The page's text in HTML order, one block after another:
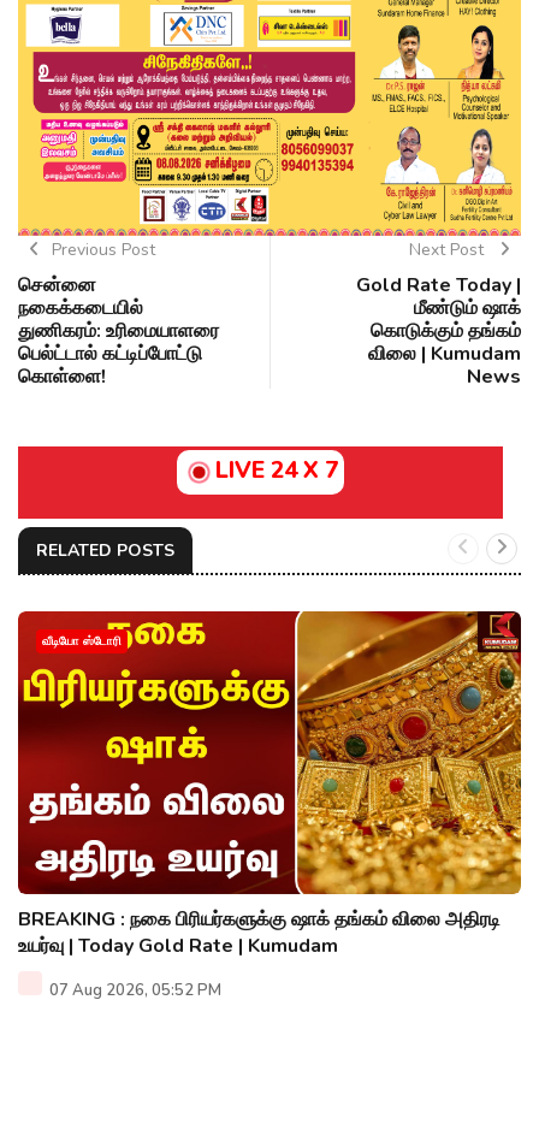
Previous Post
சென்னை
நகைக்கடையில்
துணிகரம்: உரிமையாளரை
பெல்ட்டால் கட்டிப்போட்டு
கொள்ளை!
Next Post
Gold Rate Today |
மீண்டும் ஷாக்
கொடுக்கும் தங்கம்
விலை | Kumudam
News
LIVE 24 X 7
RELATED POSTS
வீடியோ ஸ்டோரி
BREAKING : நகை பிரியர்களுக்கு ஷாக் தங்கம் விலை அதிரடி
உயர்வு | Today Gold Rate | Kumudam
07 Aug 2026, 05:52 PM